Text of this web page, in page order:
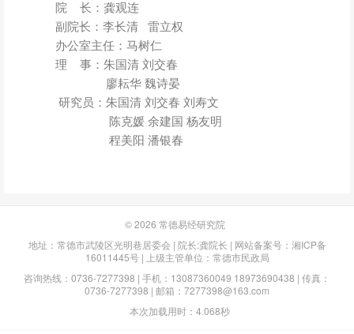
院 长：龚观连
副院长：李长清 雷立权
办公室主任：马树仁
理 事：朱国清 刘交春
廖耘华 魏诗晏
研究员：朱国清 刘交春 刘寿文
陈克媛 余建国 杨友明
程美阳 潘银春
© 2026 常德易经研究院
地址：常德市武陵区光明巷居委会 | 院长:龚院长 | 网站备案号： 湘ICP备
16011445号| 上级主管单位：常德市民政局
咨询热线：0736-7277398 | 手机：13087360049 18973690438 | 传真：
0736-7277398 | 邮箱：7277398@163.com
本次加载用时：4.068秒